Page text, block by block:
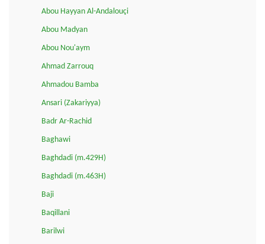
Abou Hayyan Al-Andalouçi
Abou Madyan
Abou Nou'aym
Ahmad Zarrouq
Ahmadou Bamba
Ansari (Zakariyya)
Badr Ar-Rachid
Baghawi
Baghdadi (m.429H)
Baghdadi (m.463H)
Baji
Baqillani
Barilwi